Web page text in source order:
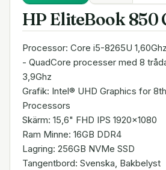
HP EliteBook 850
Processor: Core i5-8265U 1,60Ghz
- QuadCore processer med 8
3,9Ghz
Grafik: Intel® UHD Graphics for
Processors
Skärm: 15,6" FHD IPS 1920x1080
Ram Minne: 16GB DDR4
Lagring: 256GB NVMe SSD
Tangentbord: Svenska, Bakbelyst